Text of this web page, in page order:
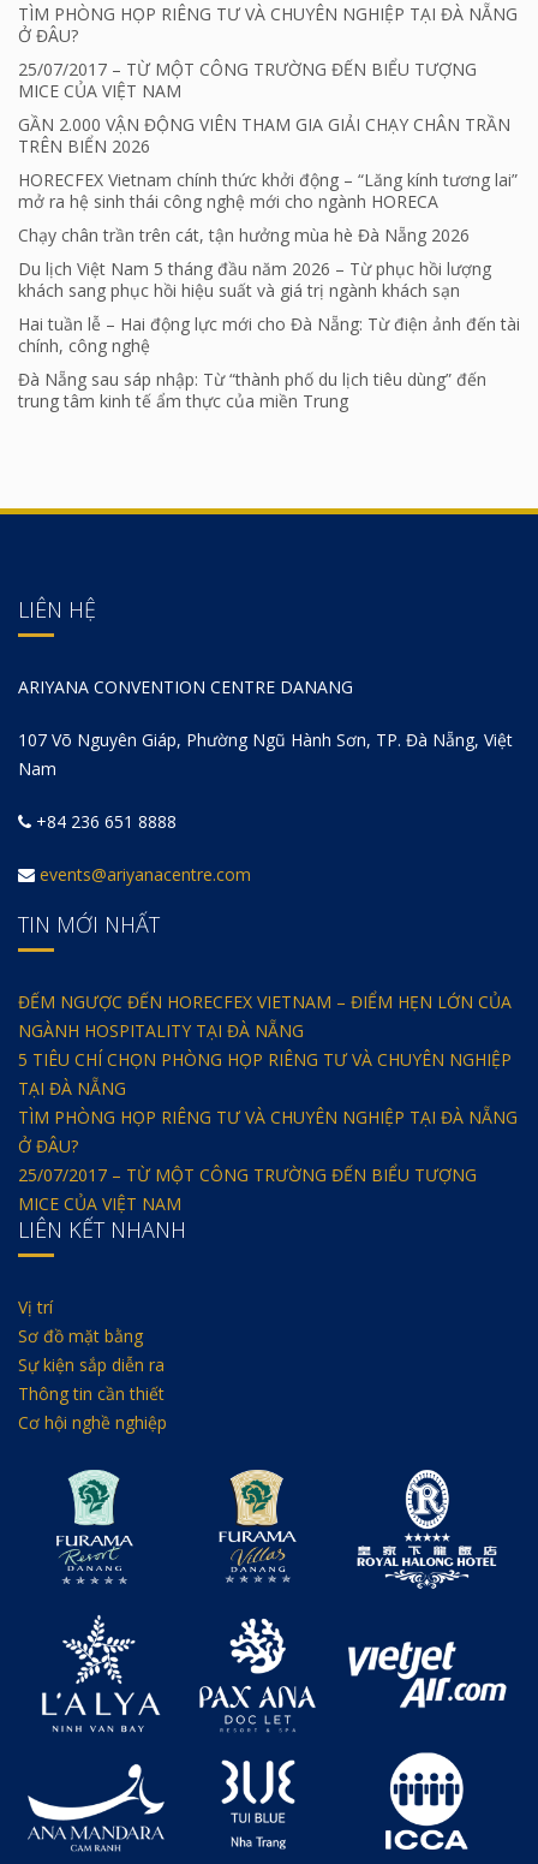
TÌM PHÒNG HỌP RIÊNG TƯ VÀ CHUYÊN NGHIỆP TẠI ĐÀ NẴNG
Ở ĐÂU?
25/07/2017 – TỪ MỘT CÔNG TRƯỜNG ĐẾN BIỂU TƯỢNG
MICE CỦA VIỆT NAM
GẦN 2.000 VẬN ĐỘNG VIÊN THAM GIA GIẢI CHẠY CHÂN TRẦN
TRÊN BIỂN 2026
HORECFEX Vietnam chính thức khởi động – “Lăng kính tương lai”
mở ra hệ sinh thái công nghệ mới cho ngành HORECA
Chạy chân trần trên cát, tận hưởng mùa hè Đà Nẵng 2026
Du lịch Việt Nam 5 tháng đầu năm 2026 – Từ phục hồi lượng
khách sang phục hồi hiệu suất và giá trị ngành khách sạn
Hai tuần lễ – Hai động lực mới cho Đà Nẵng: Từ điện ảnh đến tài
chính, công nghệ
Đà Nẵng sau sáp nhập: Từ “thành phố du lịch tiêu dùng” đến
trung tâm kinh tế ẩm thực của miền Trung
LIÊN HỆ
ARIYANA CONVENTION CENTRE DANANG
107 Võ Nguyên Giáp, Phường Ngũ Hành Sơn, TP. Đà Nẵng, Việt
Nam
+84 236 651 8888
events@ariyanacentre.com
TIN MỚI NHẤT
ĐẾM NGƯỢC ĐẾN HORECFEX VIETNAM – ĐIỂM HẸN LỚN CỦA
NGÀNH HOSPITALITY TẠI ĐÀ NẴNG
5 TIÊU CHÍ CHỌN PHÒNG HỌP RIÊNG TƯ VÀ CHUYÊN NGHIỆP
TẠI ĐÀ NẴNG
TÌM PHÒNG HỌP RIÊNG TƯ VÀ CHUYÊN NGHIỆP TẠI ĐÀ NẴNG
Ở ĐÂU?
25/07/2017 – TỪ MỘT CÔNG TRƯỜNG ĐẾN BIỂU TƯỢNG
MICE CỦA VIỆT NAM
LIÊN KẾT NHANH
Vị trí
Sơ đồ mặt bằng
Sự kiện sắp diễn ra
Thông tin cần thiết
Cơ hội nghề nghiệp